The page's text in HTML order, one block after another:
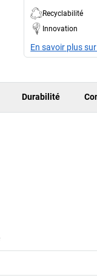
Recyclabilité
Innovation
En savoir plus
Durabilité